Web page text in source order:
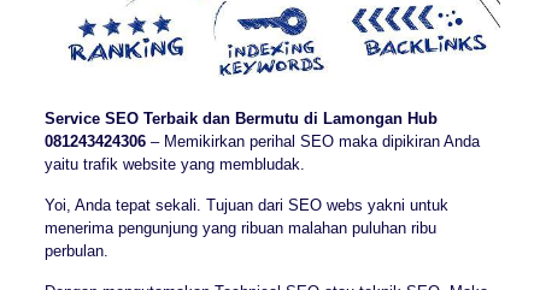
Service SEO Terbaik dan Bermutu di Lamongan Hub
081243424306– Memikirkan perihal SEO maka dipikiran Anda
yaitu trafik website yang membludak.
Yoi, Anda tepat sekali. Tujuan dari SEO webs yakni untuk
menerima pengunjung yang ribuan malahan puluhan ribu
perbulan.